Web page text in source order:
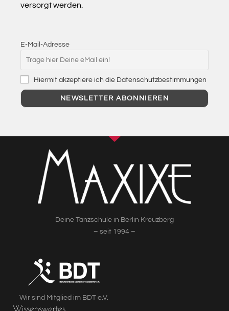
versorgt werden.
E-Mail-Adresse
Hiermit akzeptiere ich die Datenschutzbestimmungen
Deine Tanzschule in Berlin Kreuzberg
– seit 1994 –
Wir sind Mitglied im BDT e.V.
Wissenswertes